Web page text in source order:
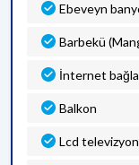
Ebeveyn
Barbekü
İnternet
Balkon
Lcd televizyon